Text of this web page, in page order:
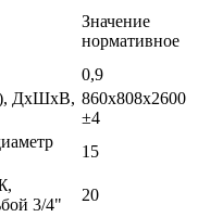
Значение
нормативное
0,9
ДхШхВ, 860х808х2600
±4
15
3/4"
20